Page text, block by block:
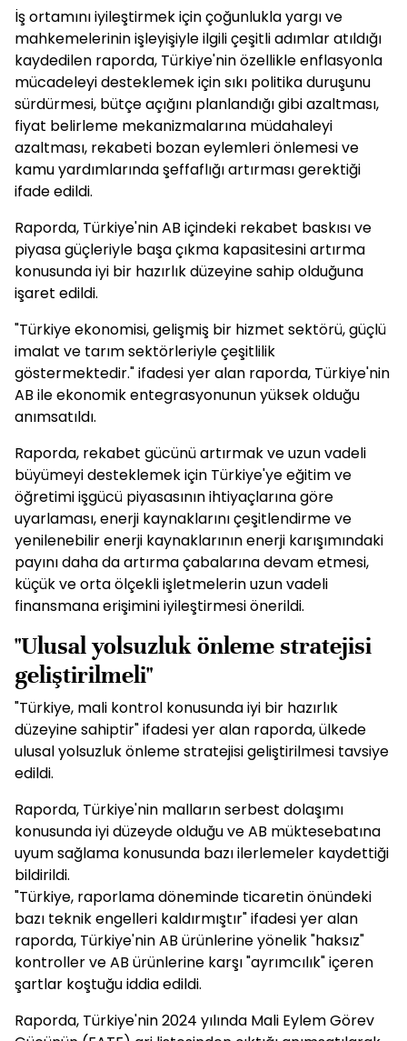
İş ortamını iyileştirmek için çoğunlukla yargı ve
mahkemelerinin işleyişiyle ilgili çeşitli adımlar atıldığı
kaydedilen raporda, Türkiye'nin özellikle enflasyonla
mücadeleyi desteklemek için sıkı politika duruşunu
sürdürmesi, bütçe açığını planlandığı gibi azaltması,
fiyat belirleme mekanizmalarına müdahaleyi
azaltması, rekabeti bozan eylemleri önlemesi ve
kamu yardımlarında şeffaflığı artırması gerektiği
ifade edildi.
Raporda, Türkiye'nin AB içindeki rekabet baskısı ve
piyasa güçleriyle başa çıkma kapasitesini artırma
konusunda iyi bir hazırlık düzeyine sahip olduğuna
işaret edildi.
"Türkiye ekonomisi, gelişmiş bir hizmet sektörü, güçlü
imalat ve tarım sektörleriyle çeşitlilik
göstermektedir." ifadesi yer alan raporda, Türkiye'nin
AB ile ekonomik entegrasyonunun yüksek olduğu
anımsatıldı.
Raporda, rekabet gücünü artırmak ve uzun vadeli
büyümeyi desteklemek için Türkiye'ye eğitim ve
öğretimi işgücü piyasasının ihtiyaçlarına göre
uyarlaması, enerji kaynaklarını çeşitlendirme ve
yenilenebilir enerji kaynaklarının enerji karışımındaki
payını daha da artırma çabalarına devam etmesi,
küçük ve orta ölçekli işletmelerin uzun vadeli
finansmana erişimini iyileştirmesi önerildi.
"Ulusal yolsuzluk önleme stratejisi
geliştirilmeli"
"Türkiye, mali kontrol konusunda iyi bir hazırlık
düzeyine sahiptir" ifadesi yer alan raporda, ülkede
ulusal yolsuzluk önleme stratejisi geliştirilmesi tavsiye
edildi.
Raporda, Türkiye'nin malların serbest dolaşımı
konusunda iyi düzeyde olduğu ve AB müktesebatına
uyum sağlama konusunda bazı ilerlemeler kaydettiği
bildirildi.
"Türkiye, raporlama döneminde ticaretin önündeki
bazı teknik engelleri kaldırmıştır" ifadesi yer alan
raporda, Türkiye'nin AB ürünlerine yönelik "haksız"
kontroller ve AB ürünlerine karşı "ayrımcılık" içeren
şartlar koştuğu iddia edildi.
Raporda, Türkiye'nin 2024 yılında Mali Eylem Görev